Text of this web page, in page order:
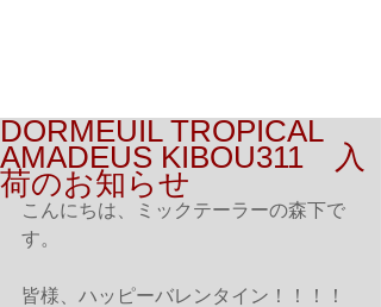
DORMEUIL TROPICAL
AMADEUS KIBOU311 入
荷のお知らせ
こんにちは、ミックテーラーの森下で
す。
皆様、ハッピーバレンタイン！！！！